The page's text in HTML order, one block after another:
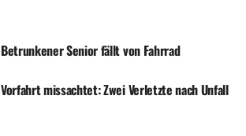
Betrunkener Senior fällt von Fahrrad
Vorfahrt missachtet: Zwei Verletzte nach Unfall